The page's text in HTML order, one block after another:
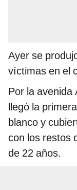
Ayer se
víctimas en el
Por la avenida
llegó la
blanco y
con los restos
de 22 años.